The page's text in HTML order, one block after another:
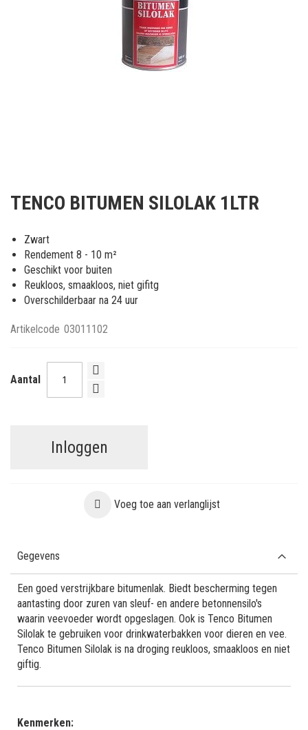
van
de
afbeeldingen-
gallerij
TENCO BITUMEN SILOLAK 1LTR
Zwart
Rendement 8 - 10 m²
Geschikt voor buiten
Reukloos, smaakloos, niet gifitg
Overschilderbaar na 24 uur
Artikelcode 03011102
Aantal
Inloggen
Voeg toe aan verlanglijst
Gegevens
Een goed verstrijkbare bitumenlak. Biedt bescherming tegen
aantasting door zuren van sleuf- en andere betonnensilo's
waarin veevoeder wordt opgeslagen. Ook is Tenco Bitumen
Silolak te gebruiken voor drinkwaterbakken voor dieren en vee.
Tenco Bitumen Silolak is na droging reukloos, smaakloos en niet
giftig.
Kenmerken: